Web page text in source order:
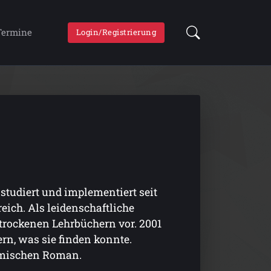
Login/Registrierung
und implementiert seit
Als leidenschaftliche
Lehrbüchern vor. 2001
was sie finden konnte.
Roman.